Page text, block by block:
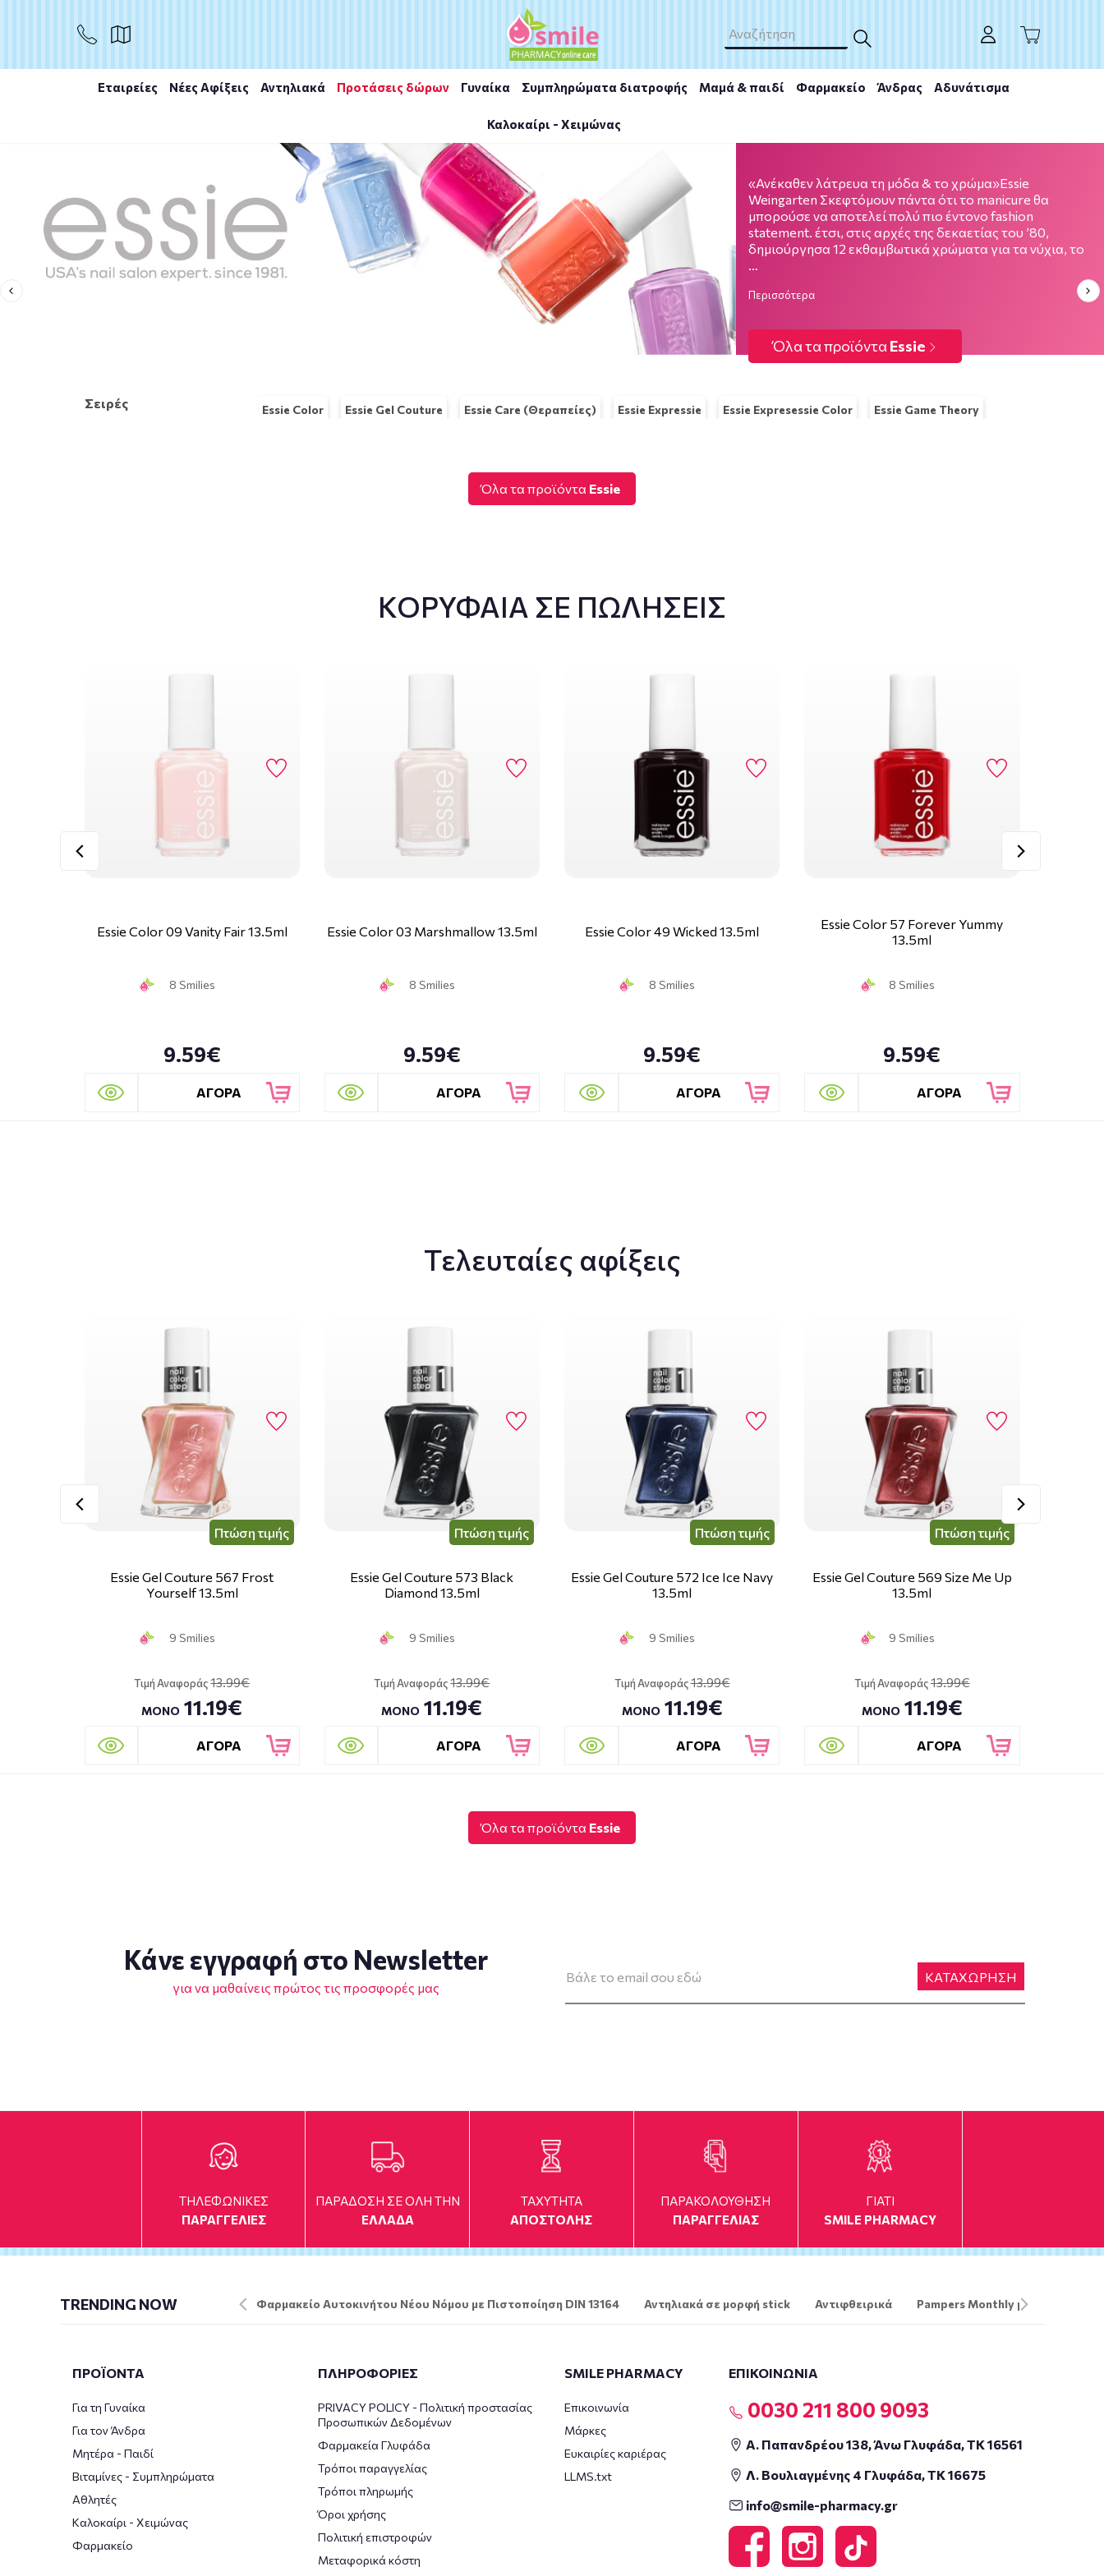
Εταιρείες Νέες Αφίξεις Αντηλιακά Προτάσεις δώρων Γυναίκα Συμπληρώματα διατροφής Μαμά & παιδί Φαρμακείο Άνδρας Αδυνάτισμα
Καλοκαίρι - Χειμώνας
«Ανέκαθεν λάτρευα τη μόδα & το χρώμα»Essie
Weingarten Σκεφτόμουν πάντα ότι το manicure θα
μπορούσε να αποτελεί πολύ πιο έντονο fashion
statement. έτσι, στις αρχές της δεκαετίας του ’80,
δημιούργησα 12 εκθαμβωτικά χρώματα για τα νύχια, το
…
Περισσότερα
Όλα τα προϊόντα Essie
Σειρές Essie Color Essie Gel Couture Essie Care (Θεραπείες) Essie Expressie Essie Expresessie Color Essie Game Theory
Όλα τα προϊόντα Essie
ΚΟΡΥΦΑΙΑ ΣΕ ΠΩΛΗΣΕΙΣ
Essie Color 09 Vanity Fair 13.5ml
8 Smilies
9.59€
ΑΓΟΡΑ
Essie Color 03 Marshmallow 13.5ml
8 Smilies
9.59€
ΑΓΟΡΑ
Essie Color 49 Wicked 13.5ml
8 Smilies
9.59€
ΑΓΟΡΑ
Essie Color 57 Forever Yummy
13.5ml
8 Smilies
9.59€
ΑΓΟΡΑ
Τελευταίες αφίξεις
Πτώση τιμής
Essie Gel Couture 567 Frost
Yourself 13.5ml
9 Smilies
Τιμή Αναφοράς13.99€
ΜΟΝΟ 11.19€
ΑΓΟΡΑ
Πτώση τιμής
Essie Gel Couture 573 Black
Diamond 13.5ml
9 Smilies
Τιμή Αναφοράς 13.99€
ΜΟΝΟ 11.19€
ΑΓΟΡΑ
Πτώση τιμής
Essie Gel Couture 572 Ice Ice Navy
13.5ml
9 Smilies
Τιμή Αναφοράς13.99€
ΜΟΝΟ 11.19€
ΑΓΟΡΑ
Πτώση τιμής
Essie Gel Couture 569 Size Me Up
13.5ml
9 Smilies
Τιμή Αναφοράς13.99€
ΜΟΝΟ 11.19€
ΑΓΟΡΑ
Όλα τα προϊόντα Essie
Κάνε εγγραφή στο Newsletter
για να μαθαίνεις πρώτος τις προσφορές μας
ΚΑΤΑΧΩΡΗΣΗ
ΤΗΛΕΦΩΝΙΚΕΣ
ΠΑΡΑΓΓΕΛΙΕΣ
ΠΑΡΑΔΟΣΗ ΣΕ ΟΛΗ ΤΗΝ
ΕΛΛΑΔΑ
TAXYTHTA
ΑΠΟΣΤΟΛΗΣ
ΠΑΡΑΚΟΛΟΥΘΗΣΗ
ΠΑΡΑΓΓΕΛΙΑΣ
ΓΙΑΤΙ
SMILE PHARMACY
TRENDING NOW Φαρμακείο Αυτοκινήτου Νέου Νόμου με Πιστοποίηση DIN 13164 Αντηλιακά σε μορφή stick Αντιφθειρικά Pampers Monthly pack
ΠΡΟΪΟΝΤΑ
Για τη Γυναίκα
Για τον Άνδρα
Μητέρα - Παιδί
Βιταμίνες - Συμπληρώματα
Αθλητές
Καλοκαίρι - Χειμώνας
Φαρμακείο
ΠΛΗΡΟΦΟΡΙΕΣ
PRIVACY POLICY - Πολιτική προστασίας
Προσωπικών Δεδομένων
Φαρμακεία Γλυφάδα
Τρόποι παραγγελίας
Τρόποι πληρωμής
Όροι χρήσης
Πολιτική επιστροφών
Μεταφορικά κόστη
SMILE PHARMACY
Επικοινωνία
Μάρκες
Ευκαιρίες καριέρας
LLMS.txt
ΕΠΙΚΟΙΝΩΝΙΑ
0030 211 800 9093
Α. Παπανδρέου 138, Άνω Γλυφάδα, ΤΚ 16561
Λ. Βουλιαγμένης 4 Γλυφάδα, ΤΚ 16675
info@smile-pharmacy.gr